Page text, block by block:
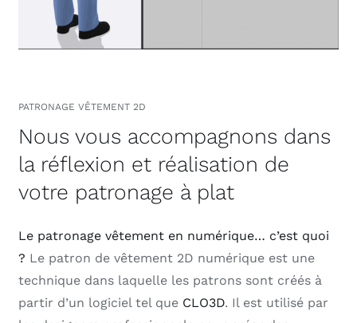
PATRONAGE VÊTEMENT 2D
Nous vous accompagnons dans
la réflexion et réalisation de
votre patronage à plat
Le patronage vêtement en numérique… c’est quoi
? Le patron de vêtement 2D numérique est une
technique dans laquelle les patrons sont créés à
partir d’un logiciel tel que CLO3D. Il est utilisé par